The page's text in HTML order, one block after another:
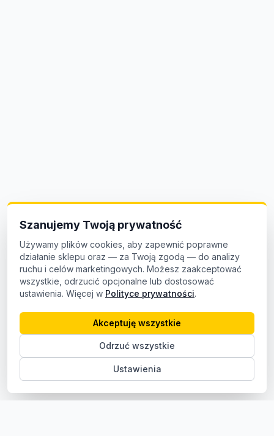
Szanujemy Twoją prywatność
Używamy plików cookies, aby zapewnić poprawne
działanie sklepu oraz — za Twoją zgodą — do analizy
ruchu i celów marketingowych. Możesz zaakceptować
wszystkie, odrzucić opcjonalne lub dostosować
ustawienia. Więcej w Polityce prywatności.
Ustawienia
Odrzuć wszystkie
Akceptuję wszystkie